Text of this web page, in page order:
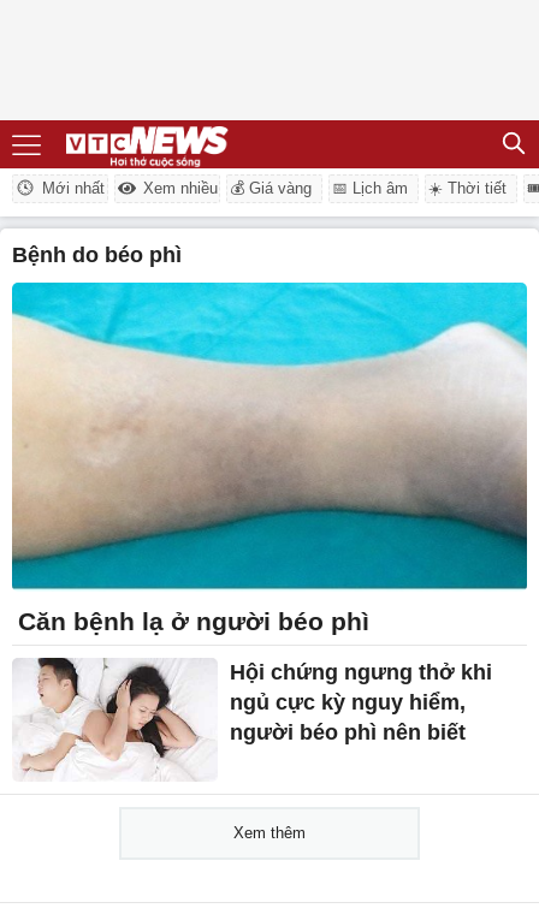
Mới nhất Xem nhiều 💰 Giá vàng 📅 Lịch âm ☀️ Thời tiết
bệnh do béo phì
Căn bệnh lạ ở người béo phì
Hội chứng ngưng thở khi
ngủ cực kỳ nguy hiểm,
người béo phì nên biết
Xem thêm